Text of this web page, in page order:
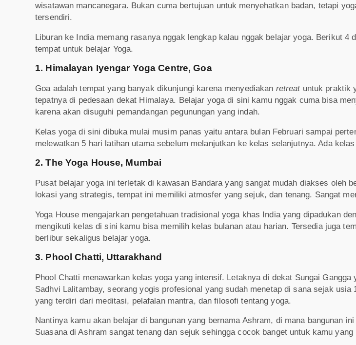
wisatawan mancanegara. Bukan cuma bertujuan untuk menyehatkan badan, tetapi
tersendiri.
Liburan ke India memang rasanya nggak lengkap kalau nggak belajar yoga. Berikut 4
tempat untuk belajar Yoga.
1. Himalayan Iyengar Yoga Centre, Goa
Goa adalah tempat yang banyak dikunjungi karena menyediakan retreat untuk praktik
tepatnya di pedesaan dekat Himalaya. Belajar yoga di sini kamu nggak cuma bisa
karena akan disuguhi pemandangan pegunungan yang indah.
Kelas yoga di sini dibuka mulai musim panas yaitu antara bulan Februari sampai
melewatkan 5 hari latihan utama sebelum melanjutkan ke kelas selanjutnya. Ada
2. The Yoga House, Mumbai
Pusat belajar yoga ini terletak di kawasan Bandara yang sangat mudah diakses oleh
lokasi yang strategis, tempat ini memiliki atmosfer yang sejuk, dan tenang. Sangat
Yoga House mengajarkan pengetahuan tradisional yoga khas India yang dipadukan
mengikuti kelas di sini kamu bisa memilih kelas bulanan atau harian. Tersedia juga
berlibur sekaligus belajar yoga.
3. Phool Chatti, Uttarakhand
Phool Chatti menawarkan kelas yoga yang intensif. Letaknya di dekat Sungai
Sadhvi Lalitambay, seorang yogis profesional yang sudah menetap di sana sejak
yang terdiri dari meditasi, pelafalan mantra, dan filosofi tentang yoga.
Nantinya kamu akan belajar di bangunan yang bernama Ashram, di mana bangunan
Suasana di Ashram sangat tenang dan sejuk sehingga cocok banget untuk kamu